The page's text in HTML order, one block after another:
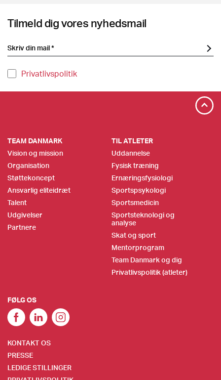
Tilmeld dig vores nyhedsmail
Privatlivspolitik
TEAM DANMARK
Vision og mission
Organisation
Støttekoncept
Ansvarlig eliteidræt
Talent
Udgivelser
Partnere
TIL ATLETER
Uddannelse
Fysisk træning
Ernæringsfysiologi
Sportspsykologi
Sportsmedicin
Sportsteknologi og
analyse
Skat og sport
Mentorprogram
Team Danmark og dig
Privatlivspolitik (atleter)
FØLG OS
KONTAKT OS
PRESSE
LEDIGE STILLINGER